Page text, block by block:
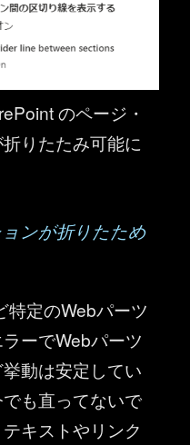
のページ・
りたたみ可能に
ンが折りたため
特定のWebパーツ
ーでWebパーツ
動は安定してい
も直ってないで
キストやリンク